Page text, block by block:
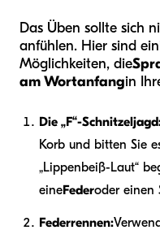
Das Üben sollte sich
anfühlen. Hier sind
Möglichkeiten, die
am Wortanfangin
Die „F“-
Korb und bitten Sie
„Lippenbeiß-Laut“
eineFederoder einen
Federrennen: